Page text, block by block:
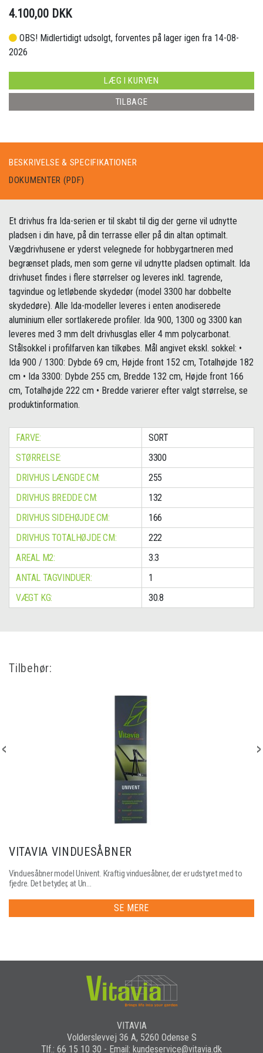
4.100,00 DKK
OBS! Midlertidigt udsolgt, forventes på lager igen fra 14-08-
2026
LÆG I KURVEN
TILBAGE
BESKRIVELSE & SPECIFIKATIONER
DOKUMENTER (PDF)
Et drivhus fra Ida-serien er til skabt til dig der gerne vil udnytte
pladsen i din have, på din terrasse eller på din altan optimalt.
Vægdrivhusene er yderst velegnede for hobbygartneren med
begrænset plads, men som gerne vil udnytte pladsen optimalt. Ida
drivhuset findes i flere størrelser og leveres inkl. tagrende,
tagvindue og letløbende skydedør (model 3300 har dobbelte
skydedøre). Alle Ida-modeller leveres i enten anodiserede
aluminium eller sortlakerede profiler. Ida 900, 1300 og 3300 kan
leveres med 3 mm delt drivhusglas eller 4 mm polycarbonat.
Stålsokkel i profilfarven kan tilkøbes. Mål angivet ekskl. sokkel: •
Ida 900 / 1300: Dybde 69 cm, Højde front 152 cm, Totalhøjde 182
cm • Ida 3300: Dybde 255 cm, Bredde 132 cm, Højde front 166
cm, Totalhøjde 222 cm • Bredde varierer efter valgt størrelse, se
produktinformation.
FARVE:
SORT
STØRRELSE:
3300
DRIVHUS LÆNGDE CM:
255
DRIVHUS BREDDE CM:
132
DRIVHUS SIDEHØJDE CM:
166
DRIVHUS TOTALHØJDE CM:
222
AREAL M2:
3.3
ANTAL TAGVINDUER:
1
VÆGT KG:
30.8
Tilbehør:
VITAVIA VINDUESÅBNER
Vinduesåbner model Univent. Kraftig vinduesåbner, der er udstyret med to
fjedre. Det betyder, at Un...
SE MERE
VITAVIA
Volderslevvej 36 A, 5260 Odense S
Tlf.: 66 15 10 30 - Email: kundeservice@vitavia.dk